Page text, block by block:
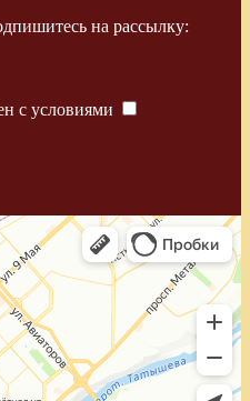
на рассылку:
с условиями